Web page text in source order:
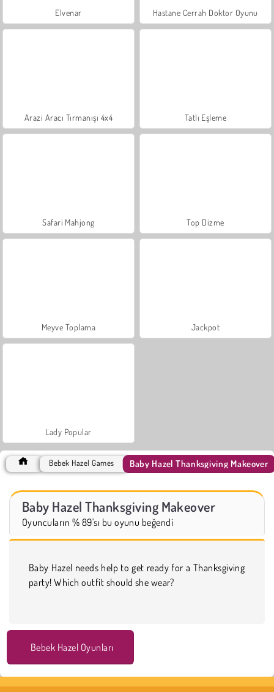
Elvenar Hastane Cerrah Doktor Oyunu
Arazi Aracı Tırmanışı 4x4 Tatlı Eşleme
Safari Mahjong Top Dizme
Meyve Toplama Jackpot
Lady Popular
Bebek Hazel Games Baby Hazel Thanksgiving Makeover
Baby Hazel Thanksgiving Makeover
Oyuncuların % 89'sı bu oyunu beğendi
Baby Hazel needs help to get ready for a Thanksgiving
party! Which outfit should she wear?
Bebek Hazel Oyunları